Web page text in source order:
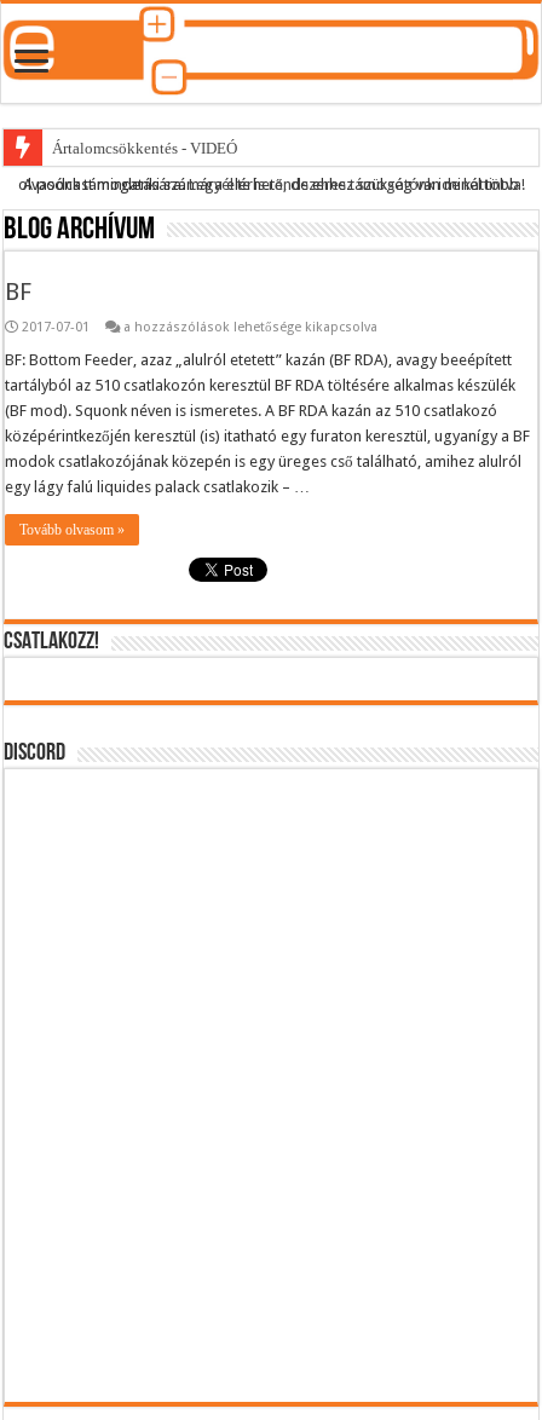
Ártalomcsökkentés - VIDEÓ
E-cigi használati szokások 2.0
Android Podcast alkalmazás letöltése
A podcast mindenki számára elérhető, de ehhez szükség van minél több olvasónk támogatására.Legyél te is rendszeres támogatónk ide kattintva!
Blog archívum
BF
2017-07-01
BF
a hozzászólások lehetősége kikapcsolva
BF: Bottom Feeder, azaz „alulról etetett” kazán (BF RDA), avagy beeépített
tartályból az 510 csatlakozón keresztül BF RDA töltésére alkalmas készülék
(BF mod). Squonk néven is ismeretes. A BF RDA kazán az 510 csatlakozó
középérintkezőjén keresztül (is) itatható egy furaton keresztül, ugyanígy a BF
modok csatlakozójának közepén is egy üreges cső található, amihez alulról
egy lágy falú liquides palack csatlakozik – …
Tovább olvasom »
CSATLAKOZZ!
DISCORD